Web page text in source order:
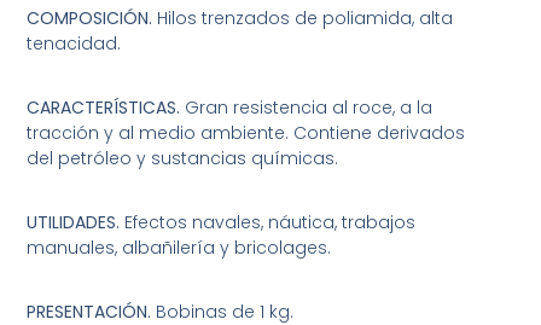
COMPOSICIÓN. Hilos trenzados de poliamida, alta
tenacidad.
CARACTERÍSTICAS. Gran resistencia al roce, a la
tracción y al medio ambiente. Contiene derivados
del petróleo y sustancias químicas.
UTILIDADES. Efectos navales, náutica, trabajos
manuales, albañilería y bricolages.
PRESENTACIÓN. Bobinas de 1 kg.